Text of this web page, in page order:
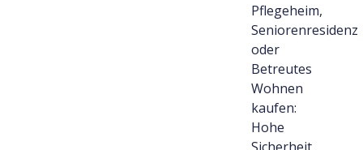
Pflegeheim,
Seniorenresidenz
oder
Betreutes
Wohnen
kaufen:
Hohe